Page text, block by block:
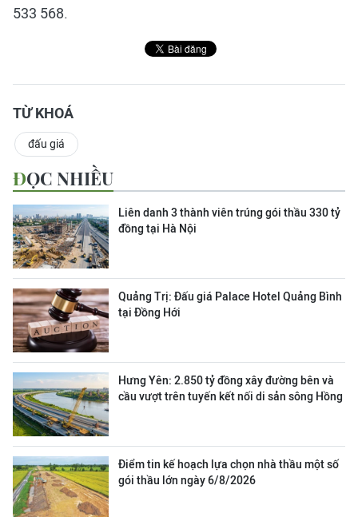
533 568.
TỪ KHOÁ
đấu giá
ĐỌC NHIỀU
Liên danh 3 thành viên trúng gói thầu 330 tỷ
đồng tại Hà Nội
Quảng Trị: Đấu giá Palace Hotel Quảng Bình
tại Đồng Hới
Hưng Yên: 2.850 tỷ đồng xây đường bên và
cầu vượt trên tuyến kết nối di sản sông Hồng
Điểm tin kế hoạch lựa chọn nhà thầu một số
gói thầu lớn ngày 6/8/2026